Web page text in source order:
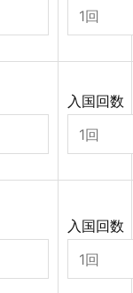
入国回数
入国回数